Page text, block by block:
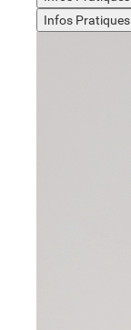
Infos Pratiques